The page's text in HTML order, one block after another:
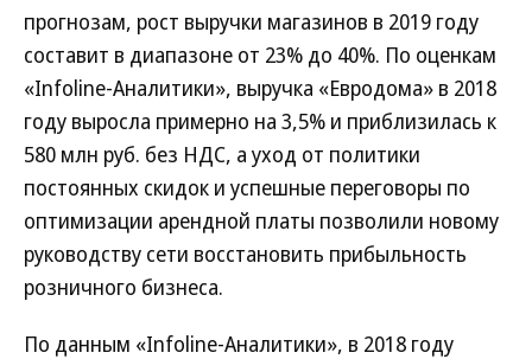
прогнозам, рост выручки магазинов в 2019 году
составит в диапазоне от 23% до 40%. По оценкам
«Infoline-Аналитики», выручка «Евродома» в 2018
году выросла примерно на 3,5% и приблизилась к
580 млн руб. без НДС, а уход от политики
постоянных скидок и успешные переговоры по
оптимизации арендной платы позволили новому
руководству сети восстановить прибыльность
розничного бизнеса.
По данным «Infoline-Аналитики», в 2018 году